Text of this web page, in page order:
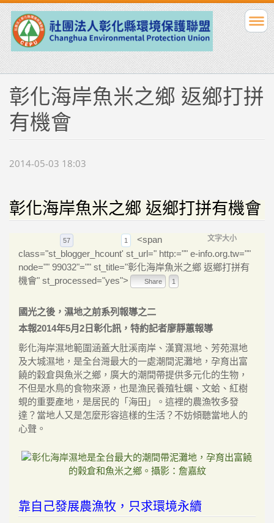
彰化海岸魚米之鄉 返鄉打拼
有機會
2014-05-03 18:03
彰化海岸魚米之鄉 返鄉打拼有機會
文字大小
57 1
<span
class="st_blogger_hcount' st_url=" http:="" e-info.org.tw=""
node="" 99032"="" st_title="彰化海岸魚米之鄉 返鄉打拼有
機會" st_processed="yes">
Share 1
國光之後，濕地之前系列報導之二
本報2014年5月2日彰化訊，特約記者廖靜蕙報導
彰化海岸濕地範圍涵蓋大肚溪南岸、漢寶濕地、芳苑濕地
及大城濕地，是全台灣最大的一處潮間泥灘地，孕育出富
饒的穀倉與魚米之鄉，廣大的潮間帶提供多元化的生物，
不但是水鳥的食物來源，也是漁民養殖牡蠣、文蛤、紅樹
蜆的重要產地，是居民的「海田」。這裡的農漁牧多發
達？當地人又是怎麼形容這樣的生活？不妨傾聽當地人的
心聲。
靠自己發展農漁牧，只求環境永續